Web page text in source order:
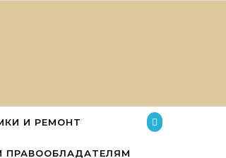
И РЕМОНТ
ПРАВООБЛАДАТЕЛЯМ